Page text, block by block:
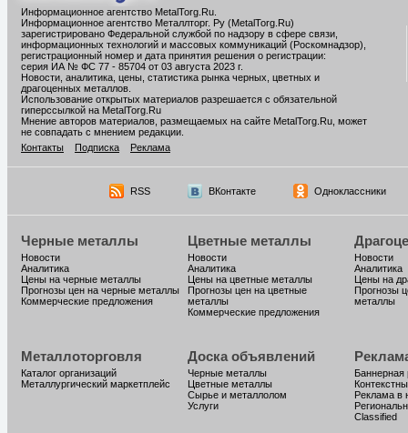
Информационное агентство MetalTorg.Ru
Информационное агентство Металлторг. Ру (MetalTorg.Ru)
зарегистрировано Федеральной службой по надзору в сфере связи,
информационных технологий и массовых коммуникаций (Роскомнадзор),
регистрационный номер и дата принятия решения о регистрации:
серия ИА № ФС 77 - 85704 от 03 августа 2023 г.
Новости, аналитика, цены, статистика рынка черных, цветных и
драгоценных металлов.
Использование открытых материалов разрешается с обязательной
гиперссылкой на MetalTorg.Ru
Мнение авторов материалов, размещаемых на сайте MetalTorg.Ru, может
не совпадать с мнением редакции.
Контакты
Подписка Реклама
RSS ВКонтакте Одноклассники
Черные металлы
Новости
Аналитика
Цены на черные металлы
Прогнозы цен на черные металлы
Коммерческие предложения
Цветные металлы
Новости
Аналитика
Цены на цветные металлы
Прогнозы цен на цветные
металлы
Коммерческие предложения
Новости
Аналитика
Цены на
Прогнозы
металлы
Металлоторговля
Каталог организаций
Металлургический маркетплейс
Доска объявлений
Черные металлы
Цветные металлы
Сырье и металлолом
Услуги
Баннерная
Реклама в
Classified